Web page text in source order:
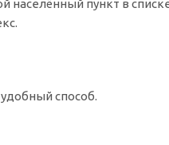
населённый пункт в
способ.